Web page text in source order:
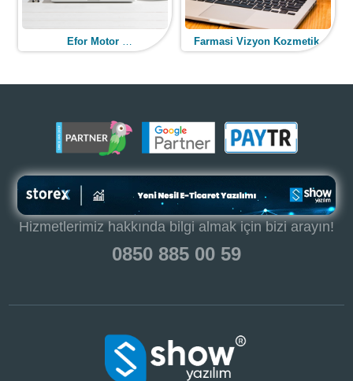
Efor Motor
(E-Ticaret Web Tasarım)
Farmasi Vizyon Kozmetik
(E-Ticaret Web Tasarım)
Hizmetlerimiz hakkında bilgi almak için bizi arayın!
0850 885 00 59